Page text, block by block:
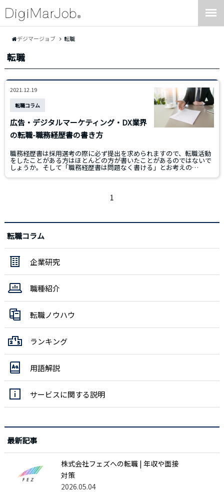
デジマージョブ 転職
転職
2021.12.19
転職コラム
広告・デジタルマーケティング・DX業界
の転職-職務経歴書の書き方
職務経歴書は採用選考の際に必ず提出を求められますので、転職活動
をしたことがある方はほとんどの方が書いたことがあるのではないで
しょうか。そして「職務経歴書は問題なく書ける」とお考えの…
1
転職コラム
企業研究
職種紹介
転職ノウハウ
ランキング
用語解説
サービスに関する説明
最新記事
株式会社フェズへの転職 | 年収や面接
対策
2026.05.04